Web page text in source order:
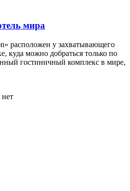
мира
расположен у захватывающего
куда можно добраться только по
гостиничный комплекс в мире,